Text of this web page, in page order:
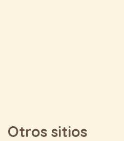
Otros sitios